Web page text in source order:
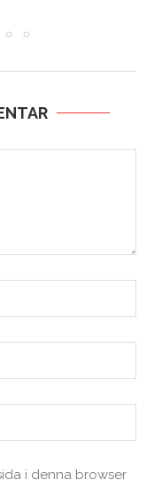
i denna browser